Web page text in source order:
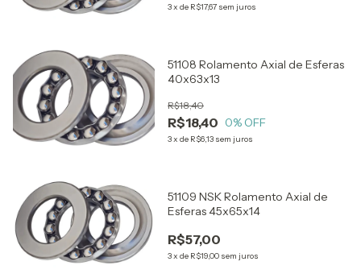
3x de R$17,67 sem juros
51108 Rolamento Axial de Esferas
40x63x13
R$18,40
R$18,40
0% OFF
3x de R$6,13 sem juros
51109 NSK Rolamento Axial de
Esferas 45x65x14
R$57,00
3x de R$19,00 sem juros